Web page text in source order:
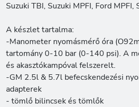
Suzuki TBI, Suzuki MPFI, Ford
A készlet tartalma:
-Manometer nyomásmérő óra
tartomány 0-10 bar (0-140 psi). A
és akasztókampóval felszerelt.
-GM 2.5l & 5.7l befecskendezési
adapterek
- tömlő bilincsek és tömlők